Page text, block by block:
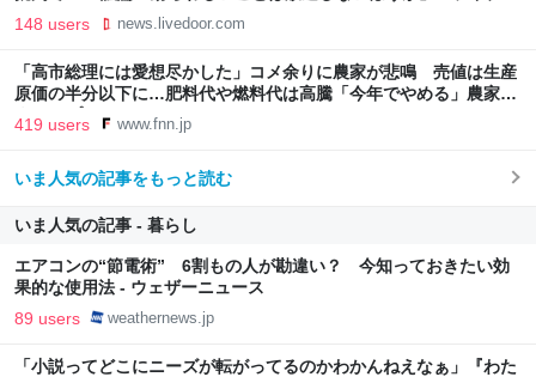
アニュース
148 users news.livedoor.com
「高市総理には愛想尽かした」コメ余りに農家が悲鳴 売値は生産
原価の半分以下に…肥料代や燃料代は高騰「今年でやめる」農家も
｜FNNプライムオンライン
419 users www.fnn.jp
いま人気の記事をもっと読む
いま人気の記事 - 暮らし
エアコンの“節電術” 6割もの人が勘違い？ 今知っておきたい効
果的な使用法 - ウェザーニュース
89 users weathernews.jp
「小説ってどこにニーズが転がってるのかわかんねえなぁ」『わた